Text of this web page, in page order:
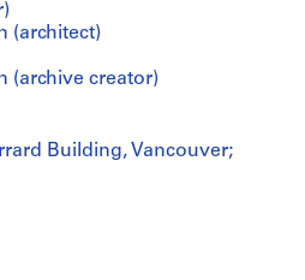
(architect)
(archive creator)
Building, Vancouver;